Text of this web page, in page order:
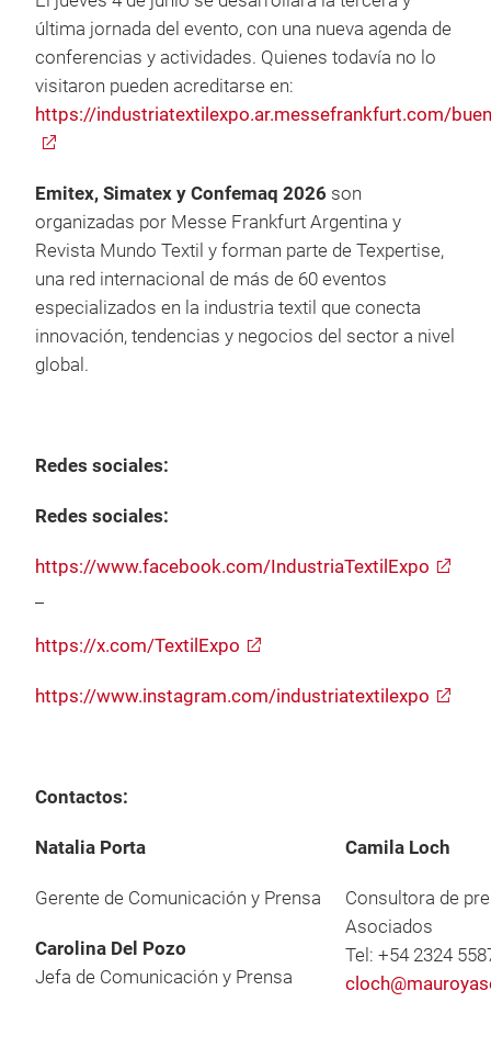
última jornada del evento, con una nueva agenda de
conferencias y actividades. Quienes todavía no lo
visitaron pueden acreditarse en:
https://industriatextilexpo.ar.messefrankfurt.com/
Emitex, Simatex y Confemaq 2026 son
organizadas por Messe Frankfurt Argentina y
Revista Mundo Textil y forman parte de Texpertise,
una red internacional de más de 60 eventos
especializados en la industria textil que conecta
innovación, tendencias y negocios del sector a nivel
global.
Redes sociales:
Redes sociales:
https://www.facebook.com/IndustriaTextilExpo
https://x.com/TextilExpo
https://www.instagram.com/industriatextilexpo
Contactos:
Natalia Porta
Gerente de Comunicación y Prensa
Carolina Del Pozo
Jefa de Comunicación y Prensa
Camila Loch
Consultora de
Asociados
Tel: +54 2324